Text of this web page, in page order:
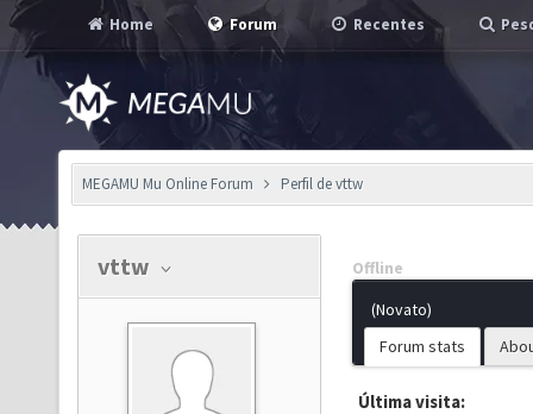
Home Forum Recentes
MEGAMU Mu Online Forum Perfil de vttw
vttw
Offline
(Novato)
Forum stats
Última visita: